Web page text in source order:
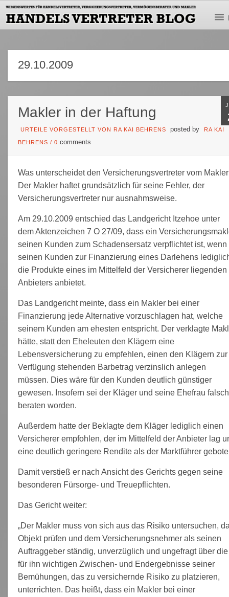
29.10.2009
Makler in der Haftung
URTEILE VORGESTELLT VON RA KAI BEHRENS posted by RA KAI
BEHRENS / 0 comments
Was unterscheidet den Versicherungsvertreter vom
Der Makler haftet grundsätzlich für seine Fehler, der
Versicherungsvertreter nur ausnahmsweise.
Am 29.10.2009 entschied das Landgericht Itzehoe unter
dem Aktenzeichen 7 O 27/09, dass ein
seinen Kunden zum Schadensersatz verpflichtet ist, wenn
seinen Kunden zur Finanzierung eines Darlehens
die Produkte eines im Mittelfeld der Versicherer liegenden
Anbieters anbietet.
Das Landgericht meinte, dass ein Makler bei einer
Finanzierung jede Alternative vorzuschlagen hat, welche
seinem Kunden am ehesten entspricht. Der verklagte
hätte, statt den Eheleuten den Klägern eine
Lebensversicherung zu empfehlen, einen den Klägern zur
Verfügung stehenden Barbetrag verzinslich anlegen
müssen. Dies wäre für den Kunden deutlich günstiger
gewesen. Insofern sei der Kläger und seine Ehefrau falsch
beraten worden.
Außerdem hatte der Beklagte dem Kläger lediglich einen
Versicherer empfohlen, der im Mittelfeld der Anbieter lag
eine deutlich geringere Rendite als der Marktführer
Damit verstieß er nach Ansicht des Gerichts gegen seine
besonderen Fürsorge- und Treuepflichten.
Das Gericht weiter:
„Der Makler muss von sich aus das Risiko untersuchen,
Objekt prüfen und dem Versicherungsnehmer als seinen
Auftraggeber ständig, unverzüglich und ungefragt über die
für ihn wichtigen Zwischen- und Endergebnisse seiner
Bemühungen, das zu versichernde Risiko zu platzieren,
unterrichten. Das heißt, dass ein Makler bei einer